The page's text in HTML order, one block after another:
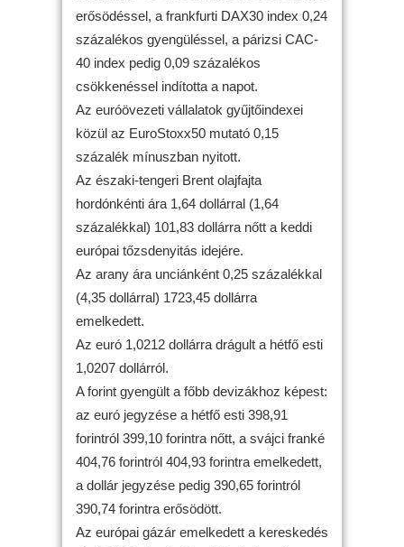
erősödéssel, a frankfurti DAX30 index 0,24
százalékos gyengüléssel, a párizsi CAC-
40 index pedig 0,09 százalékos
csökkenéssel indította a napot.
Az euróövezeti vállalatok gyűjtőindexei
közül az EuroStoxx50 mutató 0,15
százalék mínuszban nyitott.
Az északi-tengeri Brent olajfajta
hordónkénti ára 1,64 dollárral (1,64
százalékkal) 101,83 dollárra nőtt a keddi
európai tőzsdenyitás idejére.
Az arany ára unciánként 0,25 százalékkal
(4,35 dollárral) 1723,45 dollárra
emelkedett.
Az euró 1,0212 dollárra drágult a hétfő esti
1,0207 dollárról.
A forint gyengült a főbb devizákhoz képest:
az euró jegyzése a hétfő esti 398,91
forintról 399,10 forintra nőtt, a svájci franké
404,76 forintról 404,93 forintra emelkedett,
a dollár jegyzése pedig 390,65 forintról
390,74 forintra erősödött.
Az európai gázár emelkedett a kereskedés